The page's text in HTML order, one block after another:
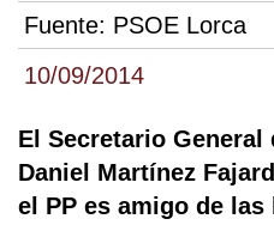
10/09/2014
Fuente: PSOE Lorca
El Secretario General
Daniel Martínez
el PP es amigo de